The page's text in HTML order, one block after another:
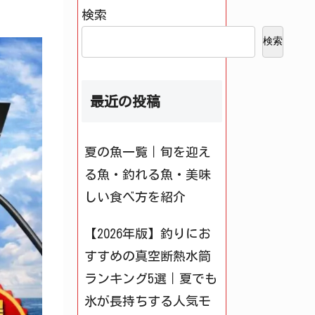
検索
検索
最近の投稿
夏の魚一覧｜旬を迎え
る魚・釣れる魚・美味
しい食べ方を紹介
【2026年版】釣りにお
すすめの真空断熱水筒
ランキング5選｜夏でも
氷が長持ちする人気モ